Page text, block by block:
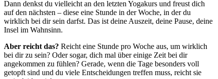
Dann denkst du vielleicht an den letzten Yogakurs und freust dich
auf den nächsten – diese eine Stunde in der Woche, in der du
wirklich bei dir sein darfst. Das ist deine Auszeit, deine Pause, deine
Insel im Wahnsinn.
Aber reicht das? Reicht eine Stunde pro Woche aus, um wirklich
bei dir zu sein? Oder sogar, dich mal über einige Zeit bei dir
angekommen zu fühlen? Gerade, wenn die Tage besonders voll
getopft sind und du viele Entscheidungen treffen muss, reicht sie